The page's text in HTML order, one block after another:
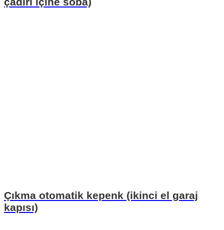
Çıkma otomatik kepenk (ikinci el garaj
kapısı)